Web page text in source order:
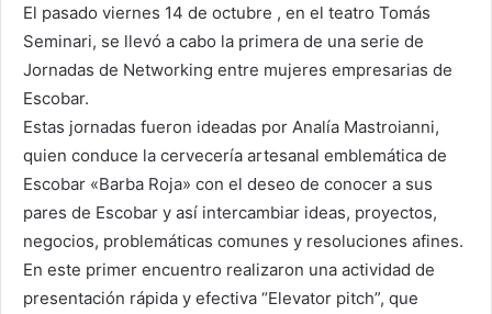
El pasado viernes 14 de octubre , en el teatro Tomás
Seminari, se llevó a cabo la primera de una serie de
Jornadas de Networking entre mujeres empresarias de
Escobar.
Estas jornadas fueron ideadas por Analía Mastroianni,
quien conduce la cervecería artesanal emblemática de
Escobar «Barba Roja» con el deseo de conocer a sus
pares de Escobar y así intercambiar ideas, proyectos,
negocios, problemáticas comunes y resoluciones afines.
En este primer encuentro realizaron una actividad de
presentación rápida y efectiva “Elevator pitch”, que